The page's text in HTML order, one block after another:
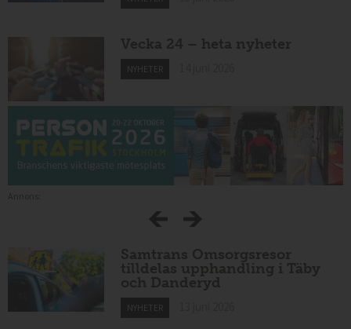
Vecka 24 – heta nyheter
NYHETER
Samtrans Omsorgsresor
tilldelas upphandling i Täby
och Danderyd
NYHETER